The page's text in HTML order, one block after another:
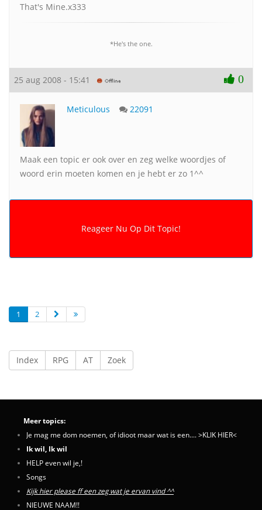
That's Mine.x333
*He's the one.
25 aug 2008 - 15:41 0
Meticulous 22091
Maak een topic er ook over en zeg welke woordjes of
woord erin moeten komen en je hebt er zo 1^^
1 2
Index RPG AT Zoek
Meer topics:
Je mag me dom noemen, of idioot maar wat is een.... >KLIK HIER<
Ik wil, Ik wil
HELP even wil je,!
Songs
Kijk hier please ff een zeg wat je ervan vind ^^
NIEUWE NAAM!!